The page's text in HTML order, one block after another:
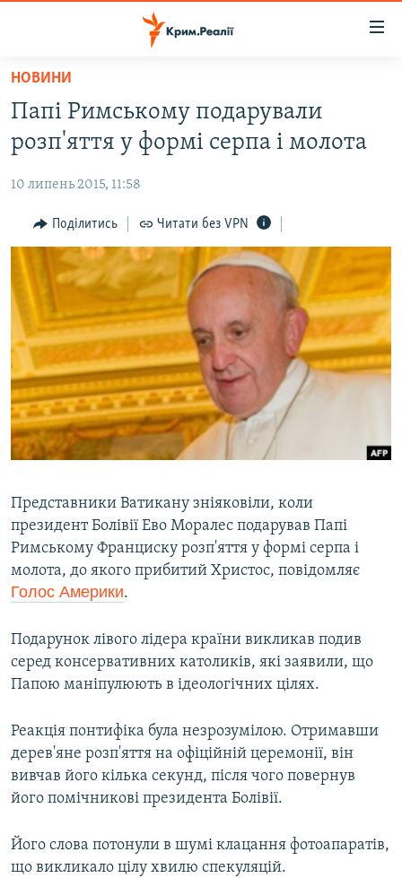
Перейти
основного
матеріалу
Перейти
до
навігації
Перейти
пошуку
ВОДА.КРИМ
ВІДЕО ТА ФОТО
ПОЛІТИКА
БЛОГИ
ПОГЛЯД
ІНТЕРВ'Ю
ВСЕ ЗА ДЕНЬ
СПЕЦПРОЕКТИ
ДЕПОРТАЦІЯ
ВІДЕОУРОКИ «ELIFBE»
СВІДЧЕННЯ ОКУПАЦІЇ
ЯК ОБІЙТИ БЛОКУВАННЯ
Русский
Qırımtatar
ДОЛУЧАЙСЯ!
Усі сайти RFE/RL
НОВИНИ
Папі Римському подарували
розп'яття у формі серпа і молота
10 липень 2015, 11:58
Поділитись Читати без VPN
Представники Ватикану зніяковіли, коли
президент Болівії Ево Моралес подарував Папі
Римському Франциску розп'яття у формі серпа і
молота, до якого прибитий Христос, повідомляє
Голос Америки.
Подарунок лівого лідера країни викликав подив
серед консервативних католиків, які заявили, що
Папою маніпулюють в ідеологічних цілях.
Реакція понтифіка була незрозумілою. Отримавши
дерев'яне розп'яття на офіційній церемонії, він
вивчав його кілька секунд, після чого повернув
його помічникові президента Болівії.
Його слова потонули в шумі клацання фотоапаратів,
що викликало цілу хвилю спекуляцій.